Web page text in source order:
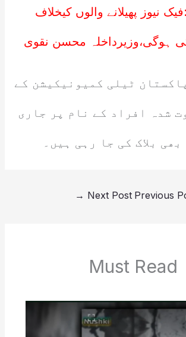
فیک نیوز پھیلانے والوں کیخلاف
ہوگی،وزیرداخلہ محسن نقوی
ٹیلی کمیونیکیشن کے
شدہ افراد کے نام پر جاری
بلاک کی جا رہی ہیں۔
Next Post
→
Must Read